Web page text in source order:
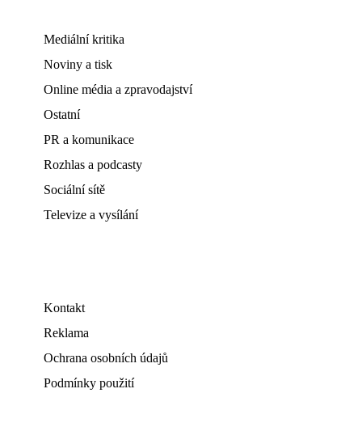
Mediální kritika
Noviny a tisk
Online média a zpravodajství
Ostatní
PR a komunikace
Rozhlas a podcasty
Sociální sítě
Televize a vysílání
Kontakt
Reklama
Ochrana osobních údajů
Podmínky použití